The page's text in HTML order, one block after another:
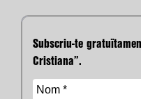
Subscriu-te
Cristiana”.